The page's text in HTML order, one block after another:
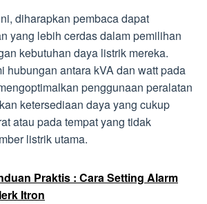
diharapkan pembaca dapat
yang lebih cerdas dalam pemilihan
kebutuhan daya listrik mereka.
hubungan antara kVA dan watt pada
penggunaan peralatan
ketersediaan daya yang cukup
atau pada tempat yang tidak
listrik utama.
Praktis : Cara Setting Alarm
Itron